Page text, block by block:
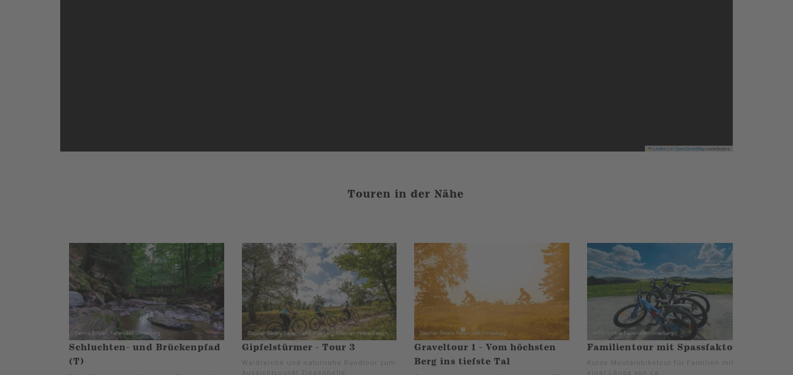
Leaflet OpenStreetMapcontributors
Touren in der Nähe
Schluchten- und Brückenpfad
(T)
Gipfelstürmer - Tour 3
Waldreiche und naturnahe Rundtour zum
Aussichtspunkt Ziegenhelle.
Graveltour 1 - Vom höchsten
Berg ins tiefste Tal
Familientour mit Spassfaktor
Kurze Moutainbiketour für Familien mit
einer Länge von ca.